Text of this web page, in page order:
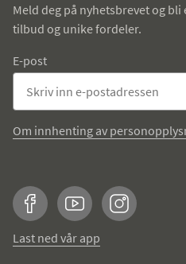
Meld deg på nyhetsbrevet og
tilbud og unike fordeler.
E-post
Om innhenting av
FacebookYouTubeInstagram
Last ned vår app